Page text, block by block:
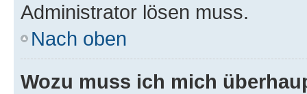
Administrator lösen muss.
Nach oben
Wozu muss ich mich